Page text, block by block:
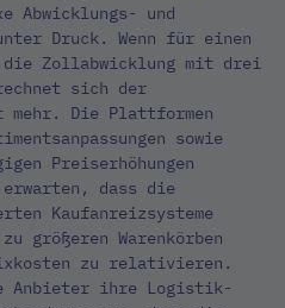
und
Druck. Wenn für einen
Zollabwicklung mit drei
sich der
Die Plattformen
sowie
Preiserhöhungen
dass die
Kaufanreizsysteme
größeren Warenkörben
zu relativieren.
Anbieter ihre Logistik-